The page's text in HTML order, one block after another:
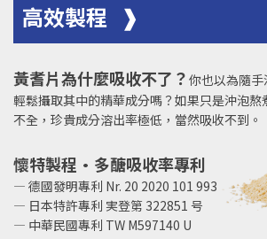
高效製程 ❱
黃耆片為什麼吸收不了？ 你也以為隨
輕鬆攝取其中的精華成分嗎？如果只是沖泡
不全，珍貴成分溶出率極低，當然吸收不到。
懷特製程•多醣吸收率專利
— 德國發明專利 Nr. 20 2020 101 993
— 日本特許專利 実登第 322851 号
— 中華民國專利 TW M597140 U